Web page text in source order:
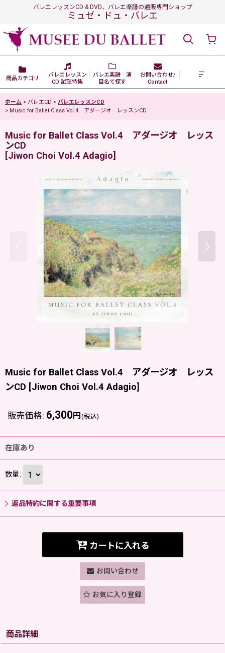
バレエレッスンCD & DVD、バレエ楽譜の通販専門ショップ
ミュゼ・ドュ・バレエ
商品カテゴリ
バレエレッスン
CD 試聴特集
バレエ楽譜 演
目名で探す
お問い合わせ/
Contact
ホーム > バレエCD > バレエレッスンCD
> Music for Ballet Class Vol.4 アダージオ レッスンCD
Music for Ballet Class Vol.4 アダージオ レッス
ンCD
[Jiwon Choi Vol.4 Adagio]
Music for Ballet Class Vol.4 アダージオ レッス
ンCD [Jiwon Choi Vol.4 Adagio]
販売価格: 6,300 円 (税込)
在庫あり
数量:
返品特約に関する重要事項
カートに入れる
お問い合わせ
お気に入り登録
商品詳細